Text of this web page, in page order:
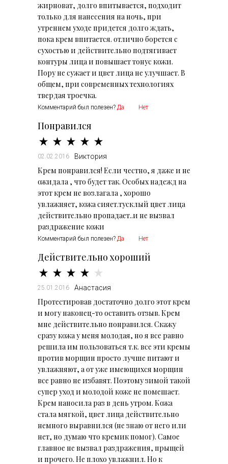
жирноват, долго впитывается, подходит
только для нанесения на ночь, при
утреннем уходе придется долго ждать,
пока крем впитается. отлично борется с
сухостью и действительно подтягивает
контуры лица и повышает тонус кожи.
Пору не сужает и цвет лица не улучшает. В
общем, при современных технологиях
твердая троечка.
Комментарий был полезен? Да Нет
Понравился
02.02.2016 Виктория
Крем понравился! Если честно, я даже и не
ожидала , что будет так. Особых надежд на
этот крем не возлагала , хорошо
увлажняет, кожа сияет.тусклый цвет лица
действительно пропадает..и не вызвал
раздражение кожи
Комментарий был полезен? Да Нет
Действительно хороший
25.01.2016 Анастасия
Протестировав достаточно долго этот крем
и могу наконец-то оставить отзыв. Крем
мне действительно понравился. Скажу
сразу кожа у меня молодая, но я все равно
решила им пользоваться т.к. все эти кремы
против морщин просто лучше питают и
увлажняют, а от уже имеющихся морщин
все равно не избавят. Поэтому зимой такой
супер уход и молодой коже не помешает.
Крем наносила раз в день утром. Кожа
стала мягкой, цвет лица действительно
немного выравнился (не знаю от него или
нет, но думаю что кремик помог). Самое
главное не вызвал раздражения, прыщей
и прочего. Не плохо увлажнил. Но к